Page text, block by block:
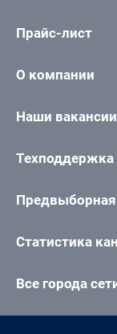
Прайс-лист
О компании
Наши вакансии
Техподдержка
Предвыборная
Статистика
Все города